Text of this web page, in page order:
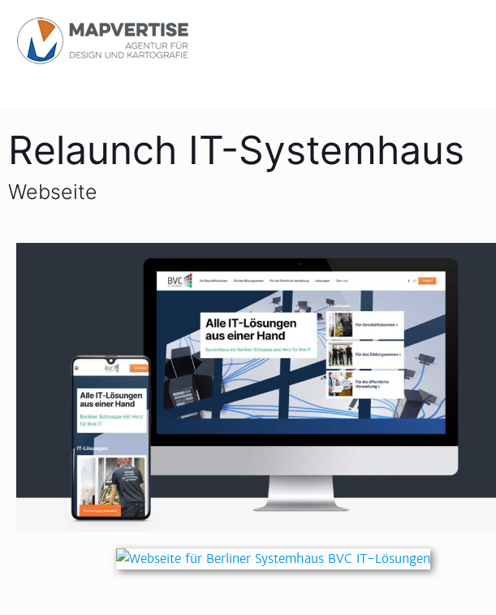
Relaunch IT-Systemhaus
Webseite